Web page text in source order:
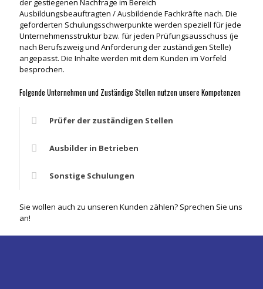
der gestiegenen Nachfrage im Bereich
Ausbildungsbeauftragten / Ausbildende Fachkräfte nach. Die
geforderten Schulungsschwerpunkte werden speziell für jede
Unternehmensstruktur bzw. für jeden Prüfungsausschuss (je
nach Berufszweig und Anforderung der zuständigen Stelle)
angepasst. Die Inhalte werden mit dem Kunden im Vorfeld
besprochen.
Folgende Unternehmen und Zuständige Stellen nutzen unsere Kompetenzen
Prüfer der zuständigen Stellen
Ausbilder in Betrieben
Sonstige Schulungen
Sie wollen auch zu unseren Kunden zählen? Sprechen Sie uns
an!